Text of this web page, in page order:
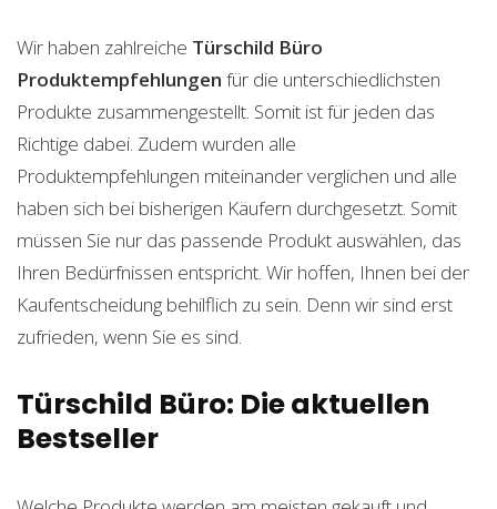
Wir haben zahlreiche Türschild Büro
Produktempfehlungen für die unterschiedlichsten
Produkte zusammengestellt. Somit ist für jeden das
Richtige dabei. Zudem wurden alle
Produktempfehlungen miteinander verglichen und alle
haben sich bei bisherigen Käufern durchgesetzt. Somit
müssen Sie nur das passende Produkt auswählen, das
Ihren Bedürfnissen entspricht. Wir hoffen, Ihnen bei der
Kaufentscheidung behilflich zu sein. Denn wir sind erst
zufrieden, wenn Sie es sind.
Türschild Büro: Die aktuellen
Bestseller